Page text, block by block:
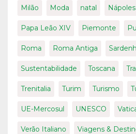
Milão Moda natal Nápoles
Papa Leão XIV Piemonte
Roma Roma Antiga
Sustentabilidade Toscana
Trenitalia Turim Turismo
UE-Mercosul UNESCO
Verão Italiano Viagens &